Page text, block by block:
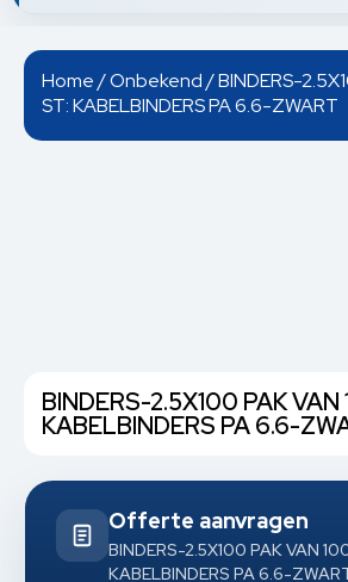
Home/Onbekend/ BINDERS-
ST: KABELBINDERS PA 6.6-ZWART
BINDERS-2.5X100 PAK VAN
KABELBINDERS PA 6.6-
Offerte aanvragen
BINDERS-2.5X100 PAK VAN
KABELBINDERS PA 6.6-